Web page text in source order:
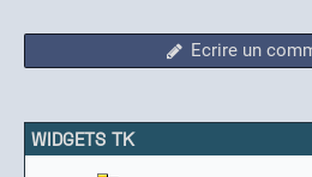
Ecrire un
WIDGETS TK